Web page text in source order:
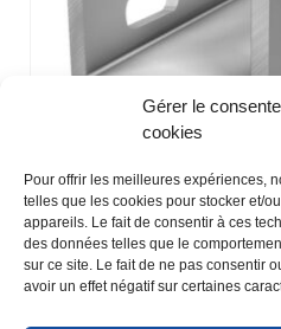
Gérer le
cookies
Pour offrir les meilleures expériences,
telles que les cookies pour stocker et/
appareils. Le fait de consentir à ces
des données telles que le
sur ce site. Le fait de ne pas consentir
avoir un effet négatif sur certaines
K2 Eclisse de rail // Kit
9,38